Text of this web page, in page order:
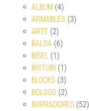
ALBUM (4)
ARMABLES (3)
ARTE (2)
BALSA (6)
BISEL (1)
BISTURI (1)
BLOCKS (3)
BOLSOS (2)
BORRADORES (52)